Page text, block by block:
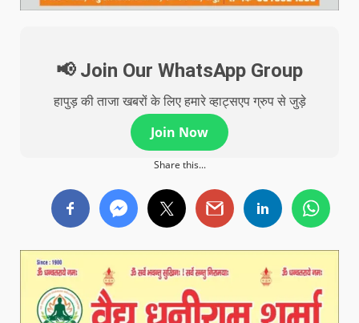
📢 Join Our WhatsApp Group
हापुड़ की ताजा खबरों के लिए हमारे व्हाट्सएप ग्रुप से जुड़े
Join Now
Share this...